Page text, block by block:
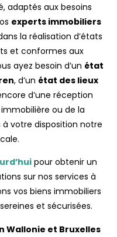
adaptés aux besoins
experts immobiliers
la réalisation d’états
et conformes aux
ayez besoin d’un état
, d’un état des lieux
d’une réception
ou de la
votre disposition notre
pour obtenir un
sur nos services à
vos biens immobiliers
et sécurisées.
Wallonie et Bruxelles